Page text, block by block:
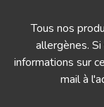
Tous nos
allergènes.
informations sur
mail à